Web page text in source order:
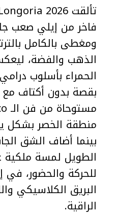
فاخر من إيلي صعب
ومغطى بالكامل
الذهب والفضة،
الحمراء بأسلوب
بقصة بدون أكتاف
منطقة الخصر بشكل
بينما أضاف الشق
الطويل لمسة ملكية
للحركة والحضور،
البريق الكلاسيكي
الراقية.